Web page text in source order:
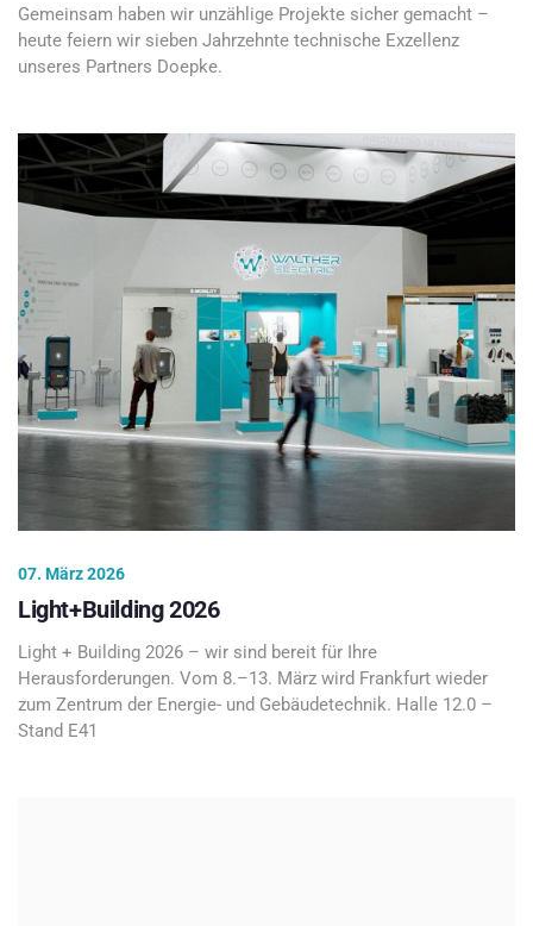
Gemeinsam haben wir unzählige Projekte sicher gemacht –
heute feiern wir sieben Jahrzehnte technische Exzellenz
unseres Partners Doepke.
07. März 2026
Light+Building 2026
Light + Building 2026 – wir sind bereit für Ihre
Herausforderungen. Vom 8.–13. März wird Frankfurt wieder
zum Zentrum der Energie- und Gebäudetechnik. Halle 12.0 –
Stand E41